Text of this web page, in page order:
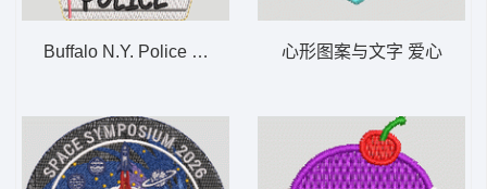
Buffalo N.Y. Police Autism Awareness Pat
心形图案与文字 爱心